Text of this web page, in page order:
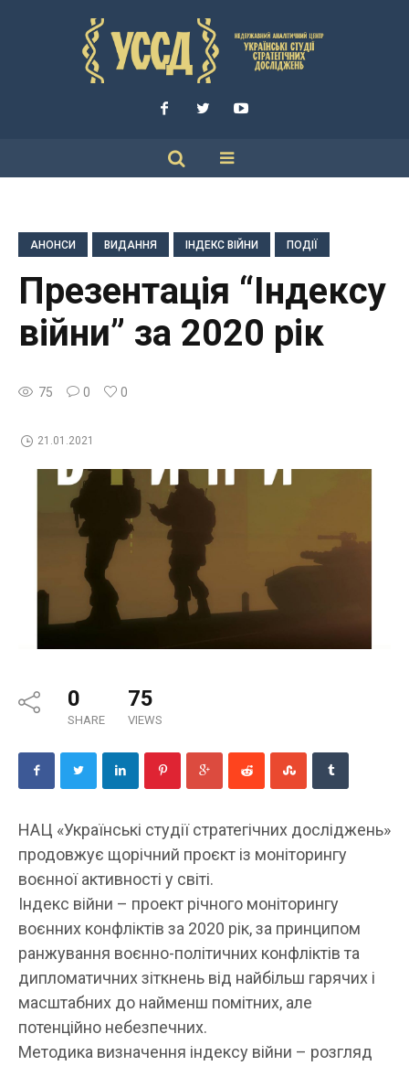
АНОНСИ ВИДАННЯ ІНДЕКС ВІЙНИ ПОДІЇ
Презентація “Індекcу
війни” за 2020 рік
75 0 0
21.01.2021
0
SHARE
75
VIEWS
НАЦ «Українські студії стратегічних досліджень»
продовжує щорічний проєкт із моніторингу
воєнної активності у світі.
Індекс війни – проект річного моніторингу
воєнних конфліктів за 2020 рік, за принципом
ранжування воєнно-політичних конфліктів та
дипломатичних зіткнень від найбільш гарячих і
масштабних до найменш помітних, але
потенційно небезпечних.
Методика визначення індексу війни – розгляд